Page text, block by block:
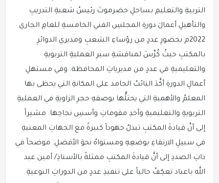
التربيةِ والتعليمِ بساحلِ حضرموتَ رئيسُ شعبةِ التدريبِ
والتأهيلِ أعمالَ دورةِ المجلسِ الفني الخامسةِ للعامِ الجاري
2022م بحضورِ عددٍ من رؤساءِ الشعبِ ومديري الدوائرِ
بالمكتبِ حيثُ كُرِّسَ لمناقشةِ سيرِ العمليةِ التربويةِ
والتعليميةِ في عددٍ من مديرياتِ المحافظة. وفي مستهلِ
أعمالِ الدورةِ أكَّدَ النائبُ الحامد على المكانةِ التي يحظى بها
المعلمُ والأهميةِ التي يحتلُّها بوصفهِ حجرِ الزاويةِ في العمليةِ
التربويةِ والتعليميةِ وأحدِ مقوماتِ وأسسِ نجاحِها. مشيراً
إلى أنَّ قيادةَ المكتبِ تبذلُ جهوداً كبيرةً مع الجهاتِ المعنيةِ
في سبيلِ الارتقاءِ بوضعِهِ ومستواهُ نحوَ الأفضلِ. موضحاً في
ذاتِ الصددِ إلى أنَّ قيادةَ المكتبِ ممثلةً بالأستاذِ/ أمين عبد
الله باعباد تعكِفُ حالياً على تنفيذِ عددٍ من الدوراتِ النوعيةِ